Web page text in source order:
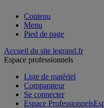
Contenu
Menu
Pied de page
Accueil du site legrand.fr
Espace professionnels
Liste de matériel
Comparateur
Se connecter
Espace Professionnels